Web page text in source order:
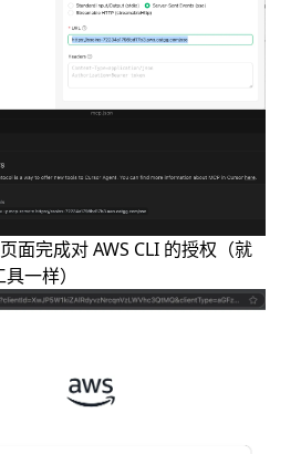
面完成对 AWS CLI 的授权（就
一样）